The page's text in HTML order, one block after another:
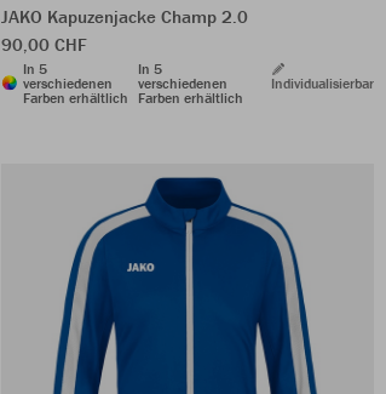
JAKO Kapuzenjacke Champ 2.0
90,00 CHF
In 5
verschiedenen
Farben erhältlich
In 5
verschiedenen
Farben erhältlich
Individualisierbar